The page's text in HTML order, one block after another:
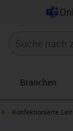
Branchen
igus-icon-arrow-right
Konfektionierte